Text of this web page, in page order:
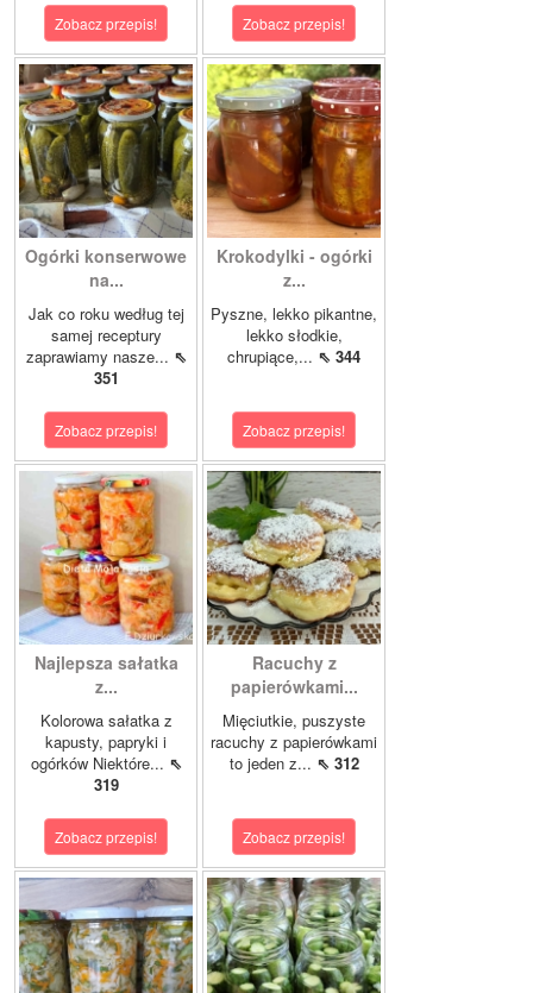
Zobacz przepis! Zobacz przepis!
Ogórki konserwowe
na...
Jak co roku według tej
samej receptury
zaprawiamy nasze... ⇖
351
Zobacz przepis!
Krokodylki - ogórki
z...
Pyszne, lekko pikantne,
lekko słodkie,
chrupiące,... ⇖ 344
Zobacz przepis!
Najlepsza sałatka
z...
Kolorowa sałatka z
kapusty, papryki i
ogórków Niektóre... ⇖
319
Zobacz przepis!
Racuchy z
papierówkami...
Mięciutkie, puszyste
racuchy z papierówkami
to jeden z... ⇖ 312
Zobacz przepis!